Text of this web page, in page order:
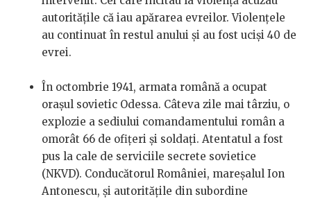
autoritățile că iau apărarea evreilor. Violențele
au continuat în restul anului și au fost uciși 40 de
evrei.
În octombrie 1941, armata română a ocupat
orașul sovietic Odessa. Câteva zile mai târziu, o
explozie a sediului comandamentului român a
omorât 66 de ofițeri și soldați. Atentatul a fost
pus la cale de serviciile secrete sovietice
(NKVD). Conducătorul României, mareșalul Ion
Antonescu, și autoritățile din subordine